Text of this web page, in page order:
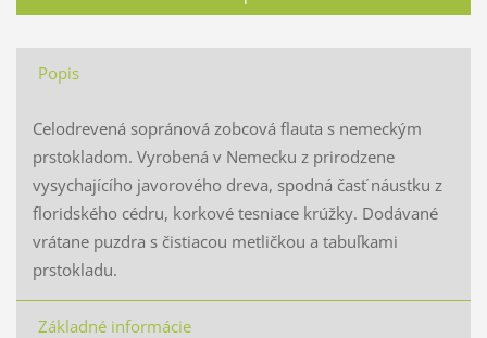
Popis
Celodrevená sopránová zobcová flauta s nemeckým
prstokladom. Vyrobená v Nemecku z prirodzene
vysychajícího javorového dreva, spodná časť náustku z
floridského cédru, korkové tesniace krúžky. Dodávané
vrátane puzdra s čistiacou metličkou a tabuľkami
prstokladu.
Základné informácie